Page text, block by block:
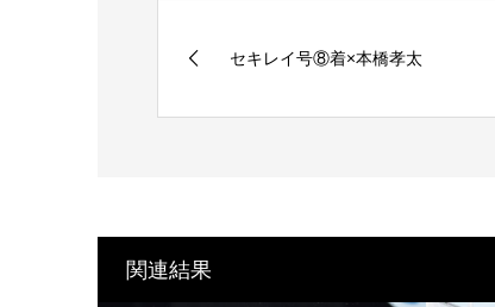
セキレイ号⑧着×本橋孝太
関連結果